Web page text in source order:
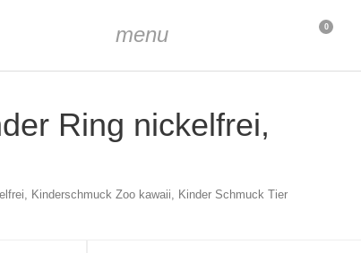
menu 0
Ring nickelfrei,
Kinderschmuck Zoo kawaii, Kinder Schmuck Tier